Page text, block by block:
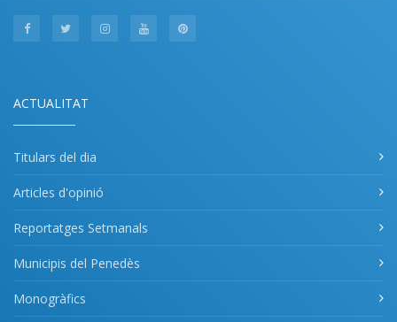
ACTUALITAT
Titulars del dia
Articles d'opinió
Reportatges Setmanals
Municipis del Penedès
Monogràfics